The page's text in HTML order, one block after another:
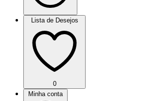
Lista de Desejos
0
Minha conta